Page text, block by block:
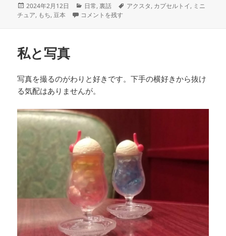
投
稿
2024年2月12日
カ
テ
日常,裏話
タ
アクスタ, カプセルトイ, ミニ
チュア, もち,豆本 ちいさきものたち に
コメントを残す
私と写真
写真を撮るのがわりと好きです。下手の横好きから抜け
る気配はありませんが。